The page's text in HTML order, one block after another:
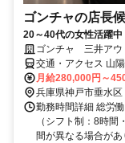
ゴンチャの店長
20～40代の女性活躍中
ゴンチャ 三井アウ
交通・アクセス 山
徒歩11分 山陽本線
月給280,000円～
兵庫県神戸市垂水区
勤務時間詳細 総労
（シフト制：8時
間が異なる場合が